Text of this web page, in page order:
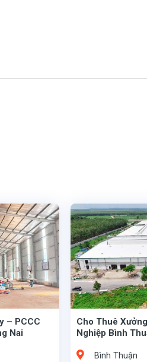
– PCCC
Nai
Cho Thuê
Nghiệp Bình
Bình Thuận